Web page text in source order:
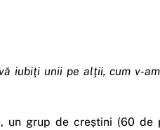
iubiţi unii pe alţii, cum v-
un grup de creștini (60 de